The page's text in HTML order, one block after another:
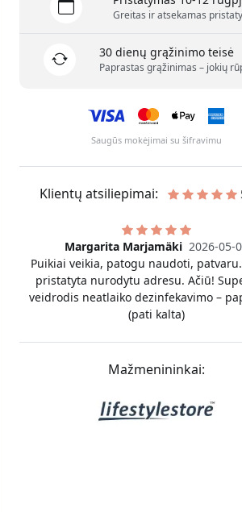
Greitas ir atsekamas
30 dienų grąžinimo teisė
Paprastas grąžinimas – jokių
Saugūs mokėjimai su šifravimu
Klientų atsiliepimai:
Margarita Marjamäki 2026-05-
Puikiai veikia, patogu naudoti,
pristatyta nurodytu adresu. Ačiū!
veidrodis neatlaiko dezinfekavimo –
(pati kalta)
Mažmenininkai: